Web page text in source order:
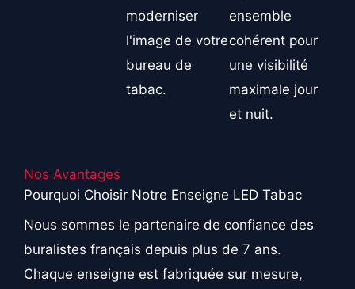
moderniser
l'image de votre
bureau de
tabac.
ensemble
cohérent pour
une visibilité
maximale jour
et nuit.
Nos Avantages
Pourquoi Choisir Notre Enseigne LED Tabac
Nous sommes le partenaire de confiance des
buralistes français depuis plus de 7 ans.
Chaque enseigne est fabriquée sur mesure,